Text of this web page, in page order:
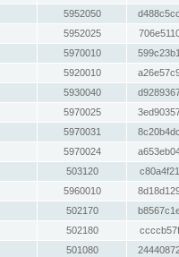
5952050
5952025
5970010
5920010
5930040
5970025
5970031
5970024
503120
5960010
502170
502180
501080